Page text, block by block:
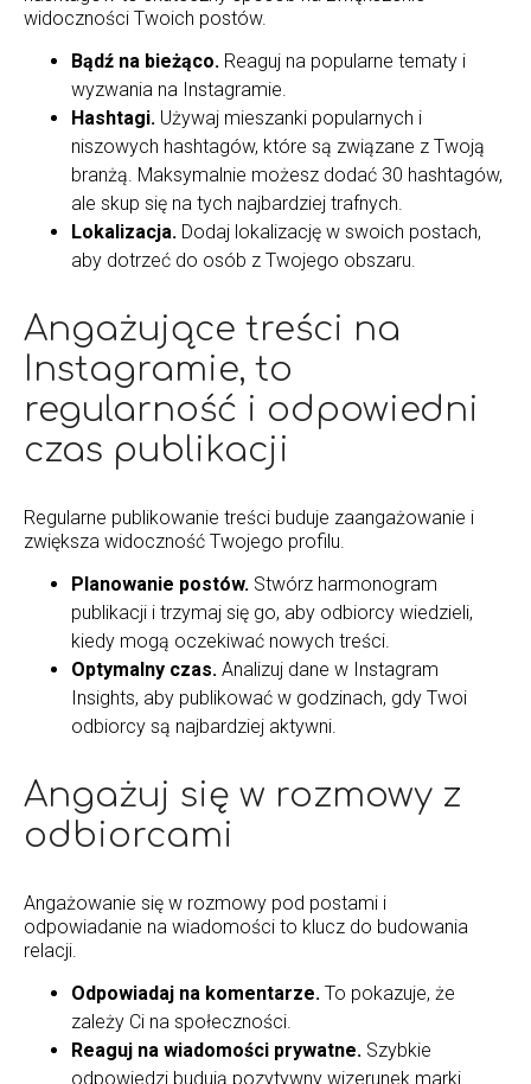
widoczności Twoich postów.
Bądź na bieżąco. Reaguj na popularne tematy i
wyzwania na Instagramie.
Hashtagi. Używaj mieszanki popularnych i
niszowych hashtagów, które są związane z Twoją
branżą. Maksymalnie możesz dodać 30 hashtagów,
ale skup się na tych najbardziej trafnych.
Lokalizacja. Dodaj lokalizację w swoich postach,
aby dotrzeć do osób z Twojego obszaru.
Angażujące treści na
Instagramie, to
regularność i odpowiedni
czas publikacji
Regularne publikowanie treści buduje zaangażowanie i
zwiększa widoczność Twojego profilu.
Planowanie postów. Stwórz harmonogram
publikacji i trzymaj się go, aby odbiorcy wiedzieli,
kiedy mogą oczekiwać nowych treści.
Optymalny czas. Analizuj dane w Instagram
Insights, aby publikować w godzinach, gdy Twoi
odbiorcy są najbardziej aktywni.
Angażuj się w rozmowy z
odbiorcami
Angażowanie się w rozmowy pod postami i
odpowiadanie na wiadomości to klucz do budowania
relacji.
Odpowiadaj na komentarze. To pokazuje, że
zależy Ci na społeczności.
Reaguj na wiadomości prywatne. Szybkie
odpowiedzi budują pozytywny wizerunek marki.